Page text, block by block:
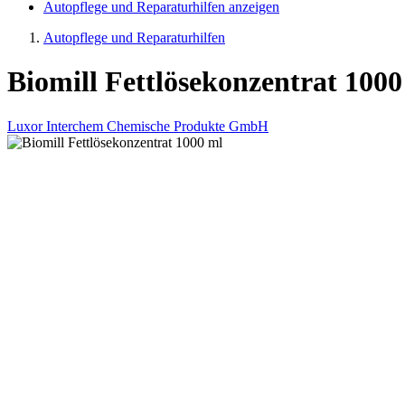
Autopflege und Reparaturhilfen anzeigen
Autopflege und Reparaturhilfen
Biomill Fettlösekonzentrat
Luxor Interchem Chemische Produkte GmbH